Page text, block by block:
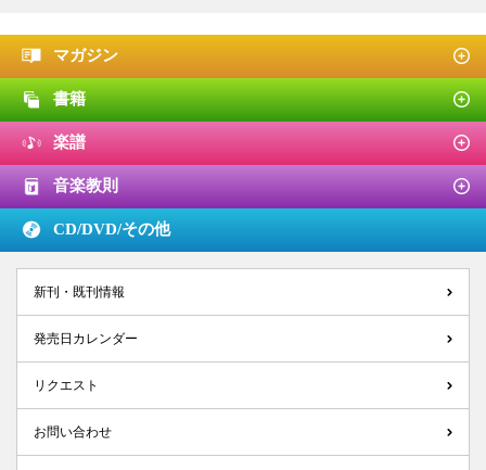
マガジン
書籍
楽譜
音楽教則
CD/DVD/その他
新刊・既刊情報
発売日カレンダー
リクエスト
お問い合わせ